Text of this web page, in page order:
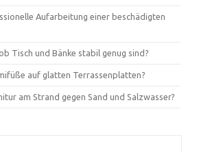
Aufarbeitung einer beschädigten
Tisch und Bänke stabil genug sind?
auf glatten Terrassenplatten?
am Strand gegen Sand und Salzwasser?